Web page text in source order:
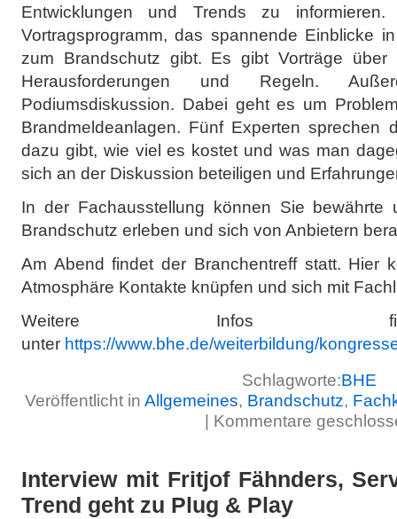
Entwicklungen und Trends zu
Vortragsprogramm, das spannende Einblicke
zum Brandschutz gibt. Es gibt Vorträge über
Herausforderungen und Regeln.
Podiumsdiskussion. Dabei geht es um
Brandmeldeanlagen. Fünf Experten sprechen
dazu gibt, wie viel es kostet und was man
sich an der Diskussion beteiligen und
In der Fachausstellung können Sie bewährte
Brandschutz erleben und sich von Anbietern
Am Abend findet der Branchentreff statt. Hier
Atmosphäre Kontakte knüpfen und sich mit
Weitere Infos
unter https://www.bhe.de/weiterbildung/
Schlagworte:BHE
Veröffentlicht in Allgemeines, Brandschutz,
| Kommentare
Interview mit Fritjof Fähnders,
Trend geht zu Plug & Play